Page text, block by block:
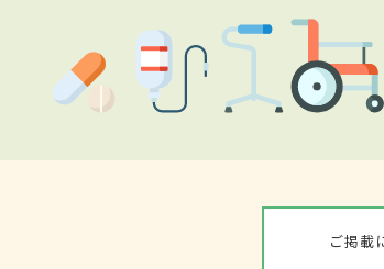
ご掲載